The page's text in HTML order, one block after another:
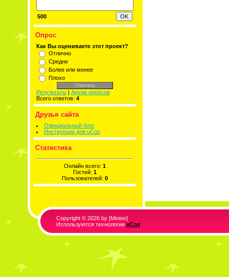
500
Опрос
Как Вы оцениваете этот проект?
Отлично
Средне
Более или менее
Плохо
Результаты | Архив опросов
Всего ответов: 4
Друзья сайта
Официальный блог
Инструкции для uCoz
Статистика
Онлайн всего: 1
Гостей: 1
Пользователей: 0
Copyright © 2026 by [Minion]
Используются технологии uCoz